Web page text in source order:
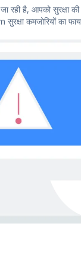
रही है, आपको सुरक्षा
कमजोरियों का